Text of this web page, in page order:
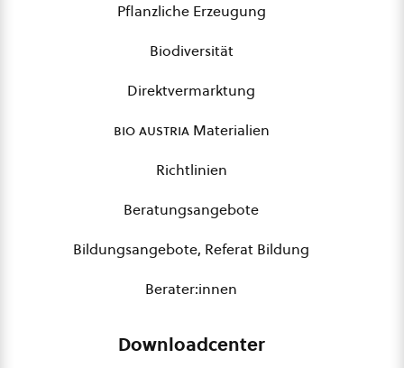
Pflanzliche Erzeugung
Biodiversität
Direktvermarktung
bio austriaMaterialien
Richtlinien
Beratungsangebote
Bildungsangebote, Referat Bildung
Berater:innen
Downloadcenter